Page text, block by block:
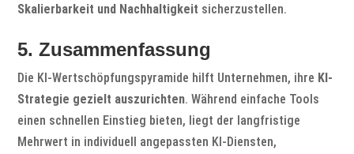
Skalierbarkeit und Nachhaltigkeit sicherzustellen.
5. Zusammenfassung
Die KI-Wertschöpfungspyramide hilft Unternehmen, ihre KI-
Strategie gezielt auszurichten. Während einfache Tools
einen schnellen Einstieg bieten, liegt der langfristige
Mehrwert in individuell angepassten KI-Diensten,